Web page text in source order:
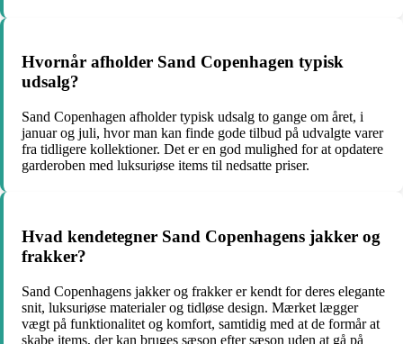
Hvornår afholder Sand Copenhagen typisk
udsalg?
Sand Copenhagen afholder typisk udsalg to gange om året, i
januar og juli, hvor man kan finde gode tilbud på udvalgte varer
fra tidligere kollektioner. Det er en god mulighed for at opdatere
garderoben med luksuriøse items til nedsatte priser.
Hvad kendetegner Sand Copenhagens jakker og
frakker?
Sand Copenhagens jakker og frakker er kendt for deres elegante
snit, luksuriøse materialer og tidløse design. Mærket lægger
vægt på funktionalitet og komfort, samtidig med at de formår at
skabe items, der kan bruges sæson efter sæson uden at gå på